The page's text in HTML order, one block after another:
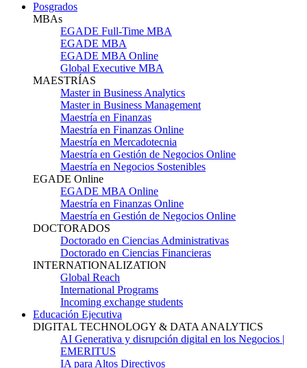
Posgrados
MBAs
EGADE Full-Time MBA
EGADE MBA
EGADE MBA Online
Global Executive MBA
MAESTRÍAS
Master in Business Analytics
Master in Business Management
Maestría en Finanzas
Maestría en Finanzas Online
Maestría en Mercadotecnia
Maestría en Gestión de Negocios Online
Maestría en Negocios Sostenibles
EGADE Online
EGADE MBA Online
Maestría en Finanzas Online
Maestría en Gestión de Negocios Online
DOCTORADOS
Doctorado en Ciencias Administrativas
Doctorado en Ciencias Financieras
INTERNATIONALIZATION
Global Reach
International Programs
Incoming exchange students
Educación Ejecutiva
DIGITAL TECHNOLOGY & DATA ANALYTICS
AI Generativa y disrupción digital en los Negocios |
EMERITUS
IA para Altos Directivos